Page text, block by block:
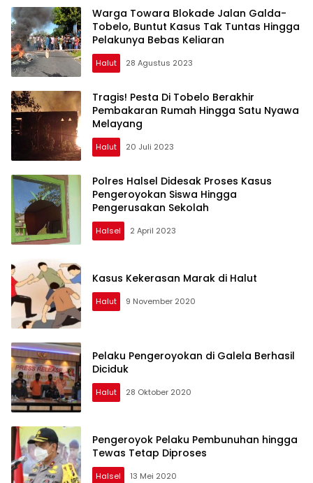
Warga Towara Blokade Jalan Galda-
Tobelo, Buntut Kasus Tak Tuntas Hingga
Pelakunya Bebas Keliaran
Halut 28 Agustus 2023
Tragis! Pesta Di Tobelo Berakhir
Pembakaran Rumah Hingga Satu Nyawa
Melayang
Halut 20 Juli 2023
Polres Halsel Didesak Proses Kasus
Pengeroyokan Siswa Hingga
Pengerusakan Sekolah
Halsel 2 April 2023
Kasus Kekerasan Marak di Halut
Halut 9 November 2020
Pelaku Pengeroyokan di Galela Berhasil
Diciduk
Halut 28 Oktober 2020
Pengeroyok Pelaku Pembunuhan hingga
Tewas Tetap Diproses
Halsel 13 Mei 2020